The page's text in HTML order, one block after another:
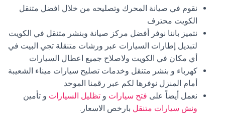
نقوم في صيانة المحرك وتصليحه من خلال افضل متنقل
الكويت محترف
نتميز باننا نوفر أفضل مركز صيانة وبنشر متنقل في الكويت
لتبديل إطارات السيارات عبر ورشات متنقلة تجي البيت في
أي مكان في الكويت ولاصلاح جميع اعطال السيارات
كهرباء و بنشر متنقل وخدمات تصليح سيارات ميناء الشعيبة
أمام المنزل نوفرها لكم عبر رقمنا الموحد
نعمل أيضاً على فتح سيارات و تظليل السيارات و تأمين
ونش سيارات متنقل بارخص الاسعار.